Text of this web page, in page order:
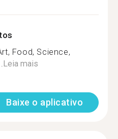
Food, Science,
Leia mais
Baixe o aplicativo